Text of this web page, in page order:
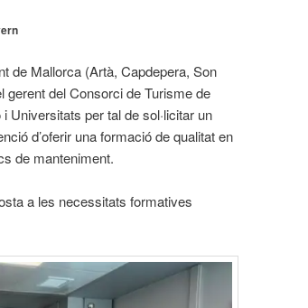
de Mallorca (Artà, Capdepera, Son
del Consorci de Turisme de
Universitats per tal de sol·licitar un
d’oferir una formació de qualitat en
de manteniment.
a les necessitats formatives